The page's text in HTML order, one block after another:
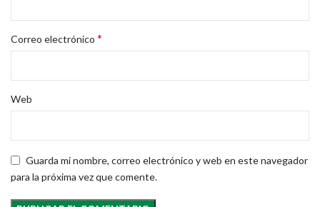
Correo electrónico *
Web
Guarda mi nombre, correo electrónico y web en este navegador
para la próxima vez que comente.